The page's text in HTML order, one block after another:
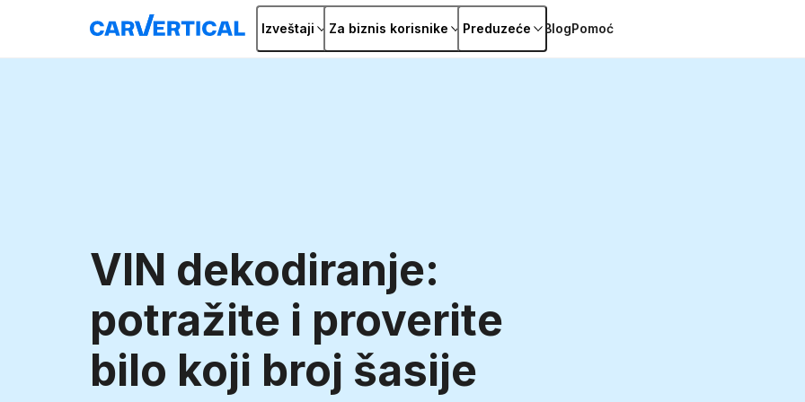
Izveštaji Za biznis korisnike Preduzeće BlogPomoć
VIN dekodiranje:
potražite i proverite
bilo koji broj šasije